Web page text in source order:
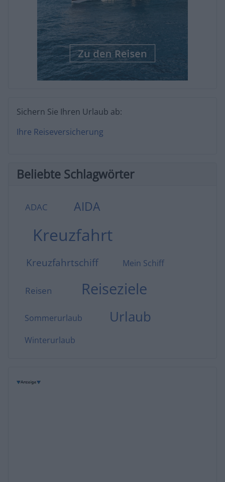
Sichern Sie Ihren Urlaub ab:
Ihre Reiseversicherung
Beliebte Schlagwörter
ADAC AIDA
Kreuzfahrt
Kreuzfahrtschiff Mein Schiff
Reisen Reiseziele
Sommerurlaub Urlaub
Winterurlaub